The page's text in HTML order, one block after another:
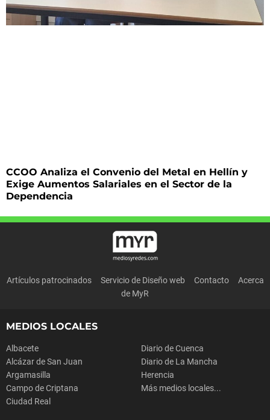
CCOO Analiza el Convenio del Metal en Hellín y
Exige Aumentos Salariales en el Sector de la
Dependencia
Artículos patrocinados Servicio de Diseño web Contacto
Acerca
de MyR
MEDIOS LOCALES
Albacete
Alcázar de San Juan
Argamasilla
Campo de Criptana
Ciudad Real
Diario de Cuenca
Diario de La Mancha
Herencia
Más medios locales...